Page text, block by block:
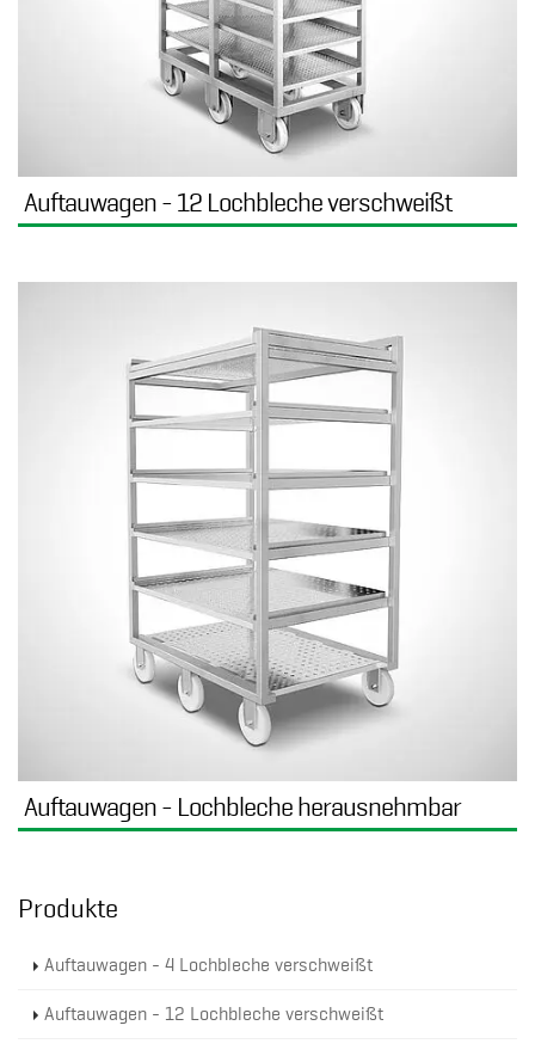
Produkte
Auftauwagen - 4 Lochbleche verschweißt
Auftauwagen - 12 Lochbleche verschweißt
Auftauwagen - 12 Lochbleche verschweißt
Auftauwagen - Lochbleche herausnehmbar